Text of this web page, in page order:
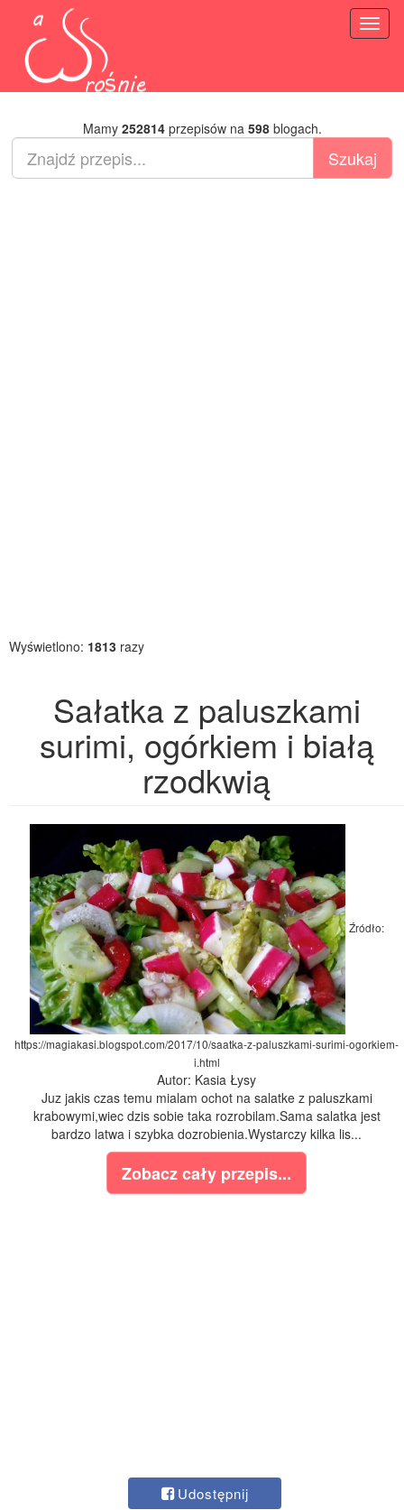
Mamy 252814przepisów na 598blogach.
Wyświetlono: 1813 razy
Sałatka z paluszkami
surimi, ogórkiem i białą
rzodkwią
Źródło:
https://magiakasi.blogspot.com/2017/10/saatka-z-paluszkami-surimi-ogorkiem-
i.html
Autor: Kasia Łysy
Juz jakis czas temu mialam ochot na salatke z paluszkami
krabowymi,wiec dzis sobie taka rozrobilam.Sama salatka jest
bardzo latwa i szybka dozrobienia.Wystarczy kilka lis...
Zobacz cały przepis...
Udostępnij